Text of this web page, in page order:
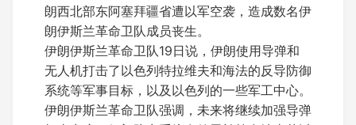
朗西北部东阿塞拜疆省遭以军空袭，造成数名伊
朗伊斯兰革命卫队成员丧生。
伊朗伊斯兰革命卫队19日说，伊朗使用导弹和
无人机打击了以色列特拉维夫和海法的反导防御
系统等军事目标，以及以色列的一些军工中心。
伊朗伊斯兰革命卫队强调，未来将继续加强导弹